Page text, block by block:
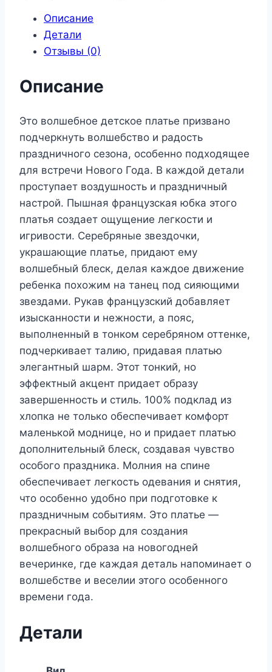
платье
девочки
Описание
Детали
Отзывы (0)
Описание
Это волшебное детское платье призвано
подчеркнуть волшебство и радость
праздничного сезона, особенно подходящее
для встречи Нового Года. В каждой детали
проступает воздушность и праздничный
настрой. Пышная французская юбка этого
платья создает ощущение легкости и
игривости. Серебряные звездочки,
украшающие платье, придают ему
волшебный блеск, делая каждое движение
ребенка похожим на танец под сияющими
звездами. Рукав французский добавляет
изысканности и нежности, а пояс,
выполненный в тонком серебряном оттенке,
подчеркивает талию, придавая платью
элегантный шарм. Этот тонкий, но
эффектный акцент придает образу
завершенность и стиль. 100% подклад из
хлопка не только обеспечивает комфорт
маленькой моднице, но и придает платью
дополнительный блеск, создавая чувство
особого праздника. Молния на спине
обеспечивает легкость одевания и снятия,
что особенно удобно при подготовке к
праздничным событиям. Это платье —
прекрасный выбор для создания
волшебного образа на новогодней
вечеринке, где каждая деталь напоминает о
волшебстве и веселии этого особенного
времени года.
Детали